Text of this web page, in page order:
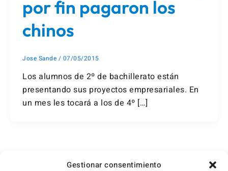
Gestionar consentimiento
por fin pagaron los
chinos
Jose Sande / 07/05/2015
Los alumnos de 2º de bachillerato están
presentando sus proyectos empresariales. En
un mes les tocará a los de 4º […]
2 … 4 Siguiente